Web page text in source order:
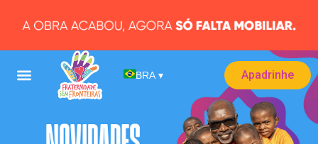
BRA ▾ Apadrinhe